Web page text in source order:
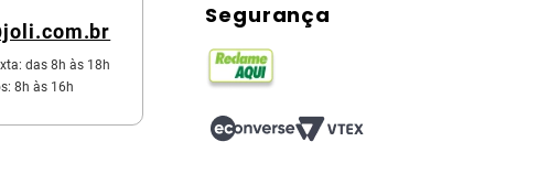
das 8h às 18h
8h às 16h
Segurança